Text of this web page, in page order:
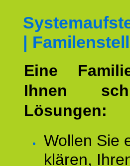
|
Eine
Ihnen
Lösungen:
Wollen Sie
klären,